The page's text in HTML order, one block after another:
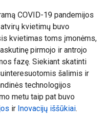
COVID-19 pandemijos
kvietimų buvo
kvietimas toms įmonėms,
pirmojo ir antrojo
fazę. Siekiant skatinti
šalimis ir
technologijos
metu taip pat buvo
ir Inovacijų iššūkiai.